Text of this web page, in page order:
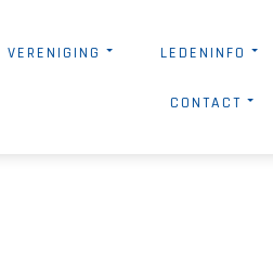
VERENIGING LEDENINFO
CONTACT